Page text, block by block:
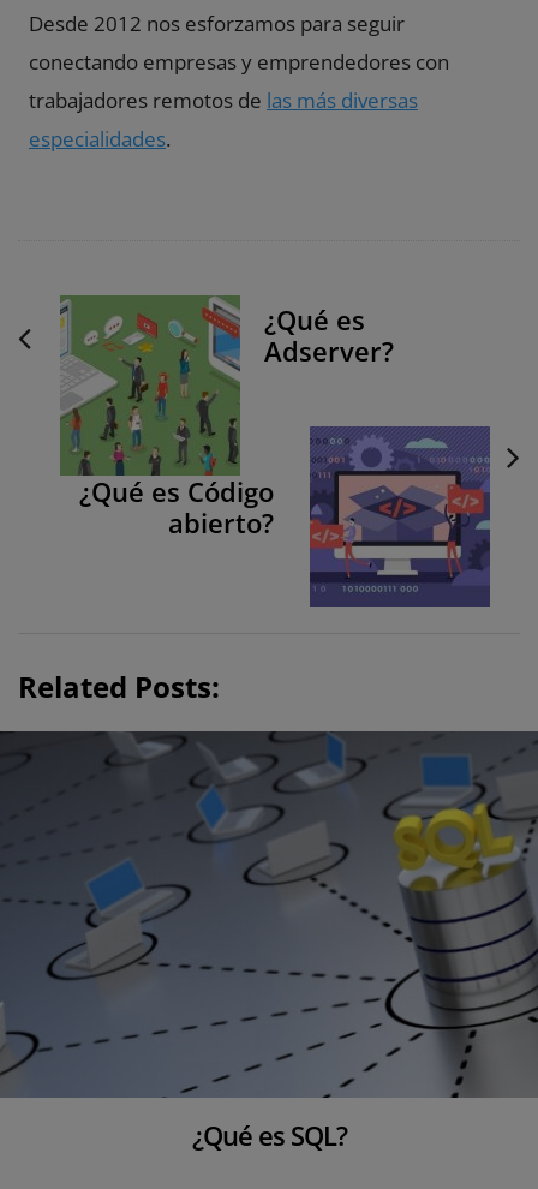
Desde 2012 nos esforzamos para seguir
conectando empresas y emprendedores con
trabajadores remotos de las más diversas
especialidades.
¿Qué es
Adserver?
¿Qué es Código
abierto?
Related Posts:
¿Qué es SQL?